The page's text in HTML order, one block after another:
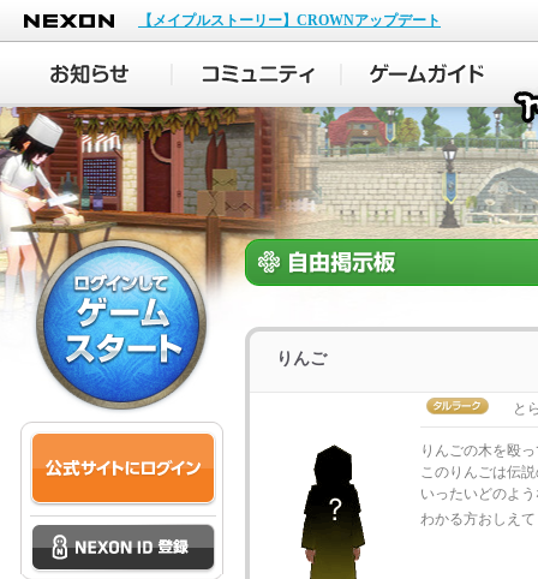
NEXON
【メイプルストーリー】CROWNアップデート
りんご
と
りんごの木を殴
このりんごは伝
いったいどのよ
わかる方おしえ